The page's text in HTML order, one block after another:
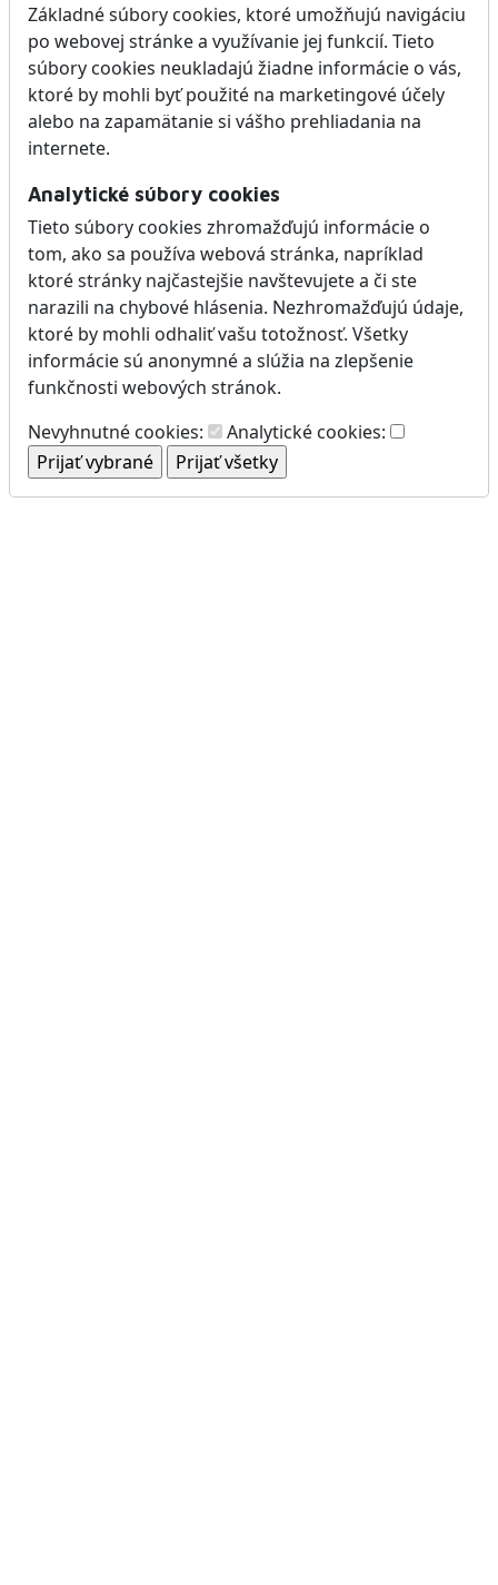
Základné súbory cookies, ktoré umožňujú navigáciu
po webovej stránke a využívanie jej funkcií. Tieto
súbory cookies neukladajú žiadne informácie o vás,
ktoré by mohli byť použité na marketingové účely
alebo na zapamätanie si vášho prehliadania na
internete.
Analytické súbory cookies
Tieto súbory cookies zhromažďujú informácie o
tom, ako sa používa webová stránka, napríklad
ktoré stránky najčastejšie navštevujete a či ste
narazili na chybové hlásenia. Nezhromažďujú údaje,
ktoré by mohli odhaliť vašu totožnosť. Všetky
informácie sú anonymné a slúžia na zlepšenie
funkčnosti webových stránok.
Nevyhnutné cookies:
Analytické cookies: